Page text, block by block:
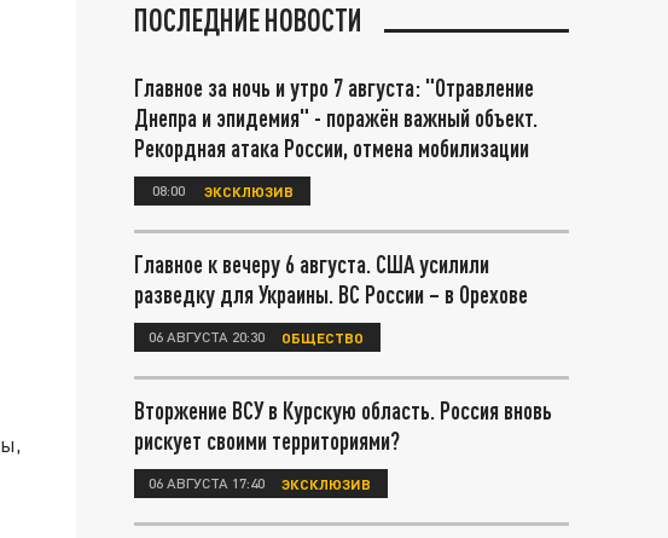
ПОСЛЕДНИЕ НОВОСТИ
Главное за ночь и утро 7 августа: "Отравление
Днепра и эпидемия" - поражён важный объект.
Рекордная атака России, отмена мобилизации
08:00 ЭКСКЛЮЗИВ
Главное к вечеру 6 августа. США усилили
разведку для Украины. ВС России – в Орехове
06 АВГУСТА 20:30 ОБЩЕСТВО
Вторжение ВСУ в Курскую область. Россия вновь
рискует своими территориями?
06 АВГУСТА 17:40 ЭКСКЛЮЗИВ